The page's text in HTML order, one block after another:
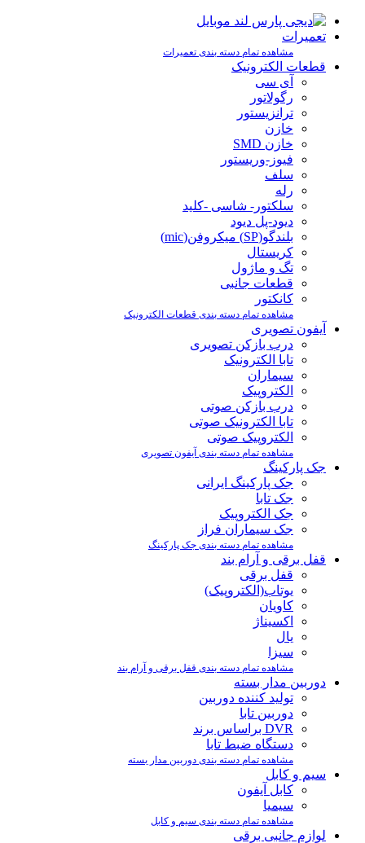
تعمیرات
مشاهده تمام دسته بندی تعمیرات
قطعات الکترونیک
آی سی
رگولاتور
ترانزیستور
خازن
خازن SMD
فیوز-وریستور
سلف
رله
سلکتور- شاسی -کلید
دیود-پل دیود
بلندگو(SP) میکروفن(mic)
کریستال
تگ و ماژول
قطعات جانبی
کانکتور
مشاهده تمام دسته بندی قطعات الکترونیک
آیفون تصویری
درب بازکن تصویری
تابا الکترونیک
سیماران
الکتروپیک
درب بازکن صوتی
تابا الکترونیک صوتی
الکتروپیک صوتی
مشاهده تمام دسته بندی آیفون تصویری
جک پارکینگ
جک پارکینگ ایرانی
جک تابا
جک الکتروپیک
جک سیماران فراز
مشاهده تمام دسته بندی جک پارکینگ
قفل برقی و آرام بند
قفل برقی
یوتاب(الکتروپیک)
کاویان
اکسیناژ
یال
سیزا
مشاهده تمام دسته بندی قفل برقی و آرام بند
دوربین مدار بسته
تولید کننده دوربین
دوربین تابا
DVR براساس برند
دستگاه ضبط تابا
مشاهده تمام دسته بندی دوربین مدار بسته
سیم و کابل
کابل آیفون
سیمیا
مشاهده تمام دسته بندی سیم و کابل
لوازم جانبی برقی